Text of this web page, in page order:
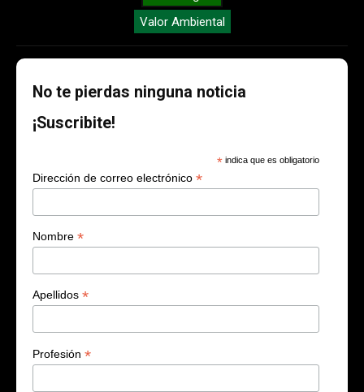
Valor Ambiental
No te pierdas ninguna noticia
¡Suscribite!
* indica que es obligatorio
Dirección de correo electrónico *
Nombre *
Apellidos *
Profesión *